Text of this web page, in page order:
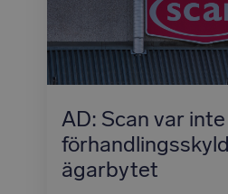
AD: Scan var inte
ägarbytet